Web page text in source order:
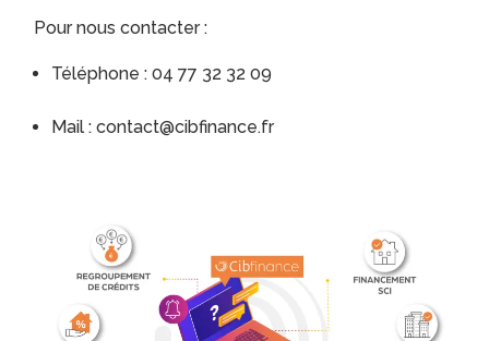
Pour nous contacter :
Téléphone : 04 77 32 32 09
Mail : contact@cibfinance.fr